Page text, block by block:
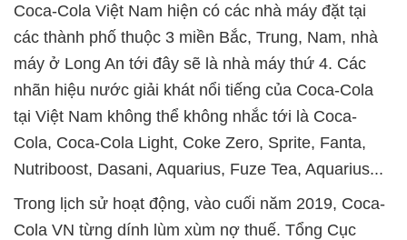
Coca-Cola Việt Nam hiện có các nhà máy đặt tại
các thành phố thuộc 3 miền Bắc, Trung, Nam, nhà
máy ở Long An tới đây sẽ là nhà máy thứ 4. Các
nhãn hiệu nước giải khát nổi tiếng của Coca-Cola
tại Việt Nam không thể không nhắc tới là Coca-
Cola, Coca-Cola Light, Coke Zero, Sprite, Fanta,
Nutriboost, Dasani, Aquarius, Fuze Tea, Aquarius...
Trong lịch sử hoạt động, vào cuối năm 2019, Coca-
Cola VN từng dính lùm xùm nợ thuế. Tổng Cục